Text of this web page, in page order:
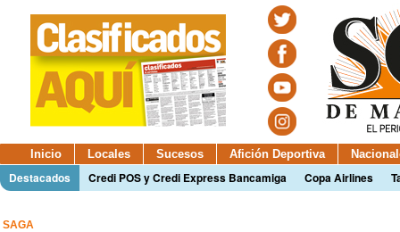
Inicio Locales Sucesos Afición Deportiva
Destacados Credi POS y Credi Express Bancamiga Copa Airlines
SAGA